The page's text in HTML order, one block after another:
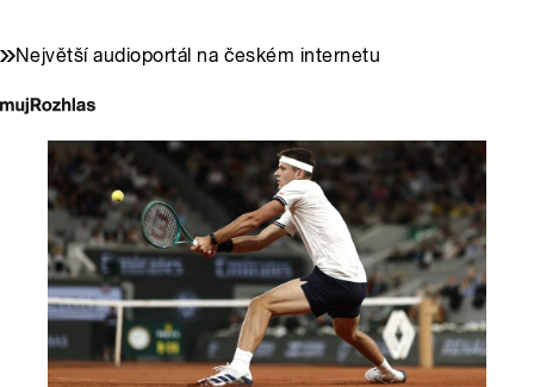
Největší audioportál na českém internetu